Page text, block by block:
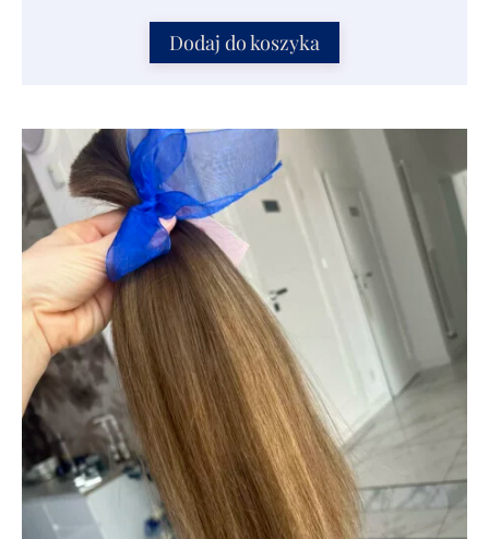
Dodaj do koszyka